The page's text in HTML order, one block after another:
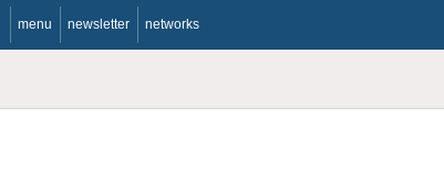
menu newsletter networks